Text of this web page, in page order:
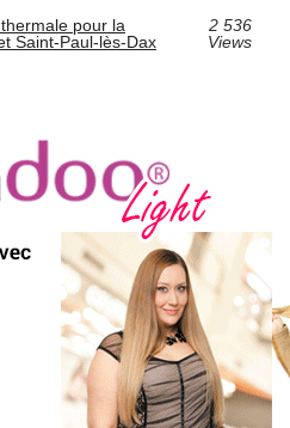
pour la
Saint-Paul-lès-Dax
2 536
Views